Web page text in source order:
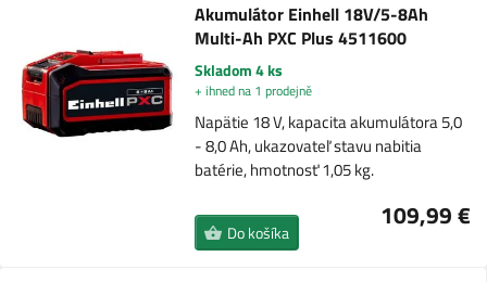
Akumulátor Einhell 18V/5-8Ah
Multi-Ah PXC Plus 4511600
Skladom 4 ks
+ ihned na 1 prodejně
Napätie 18 V, kapacita akumulátora 5,0
- 8,0 Ah, ukazovateľ stavu nabitia
batérie, hmotnosť 1,05 kg.
109,99 €
Do košíka